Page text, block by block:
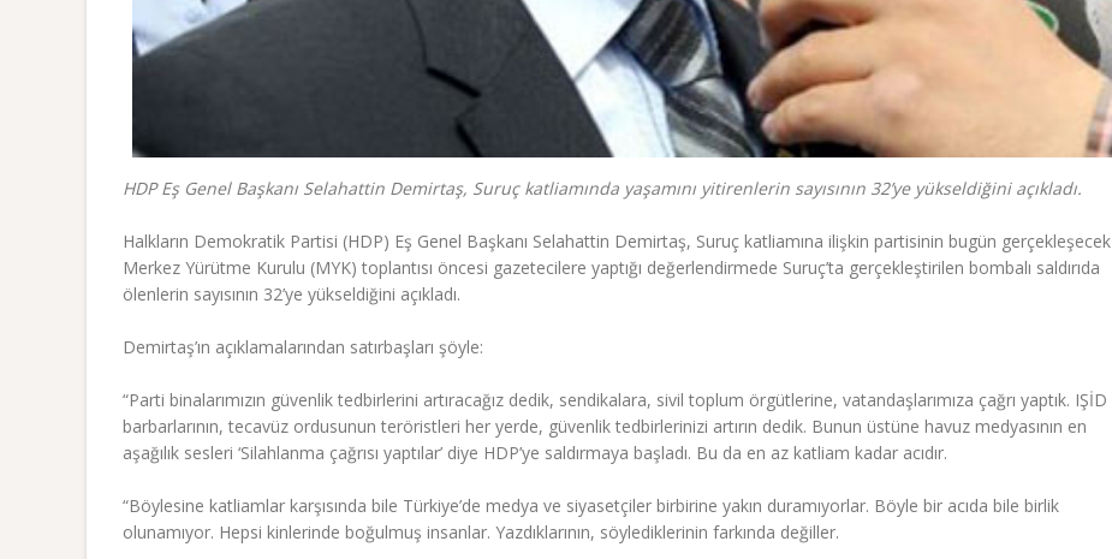
HDP Eş Genel Başkanı Selahattin Demirtaş, Suruç katliamında yaşamını yitirenlerin sayısının 32’ye yükseldiğini açıkladı.
Halkların Demokratik Partisi (HDP) Eş Genel Başkanı Selahattin Demirtaş, Suruç katliamına ilişkin partisinin bugün gerçekleşecek
Merkez Yürütme Kurulu (MYK) toplantısı öncesi gazetecilere yaptığı değerlendirmede Suruç’ta gerçekleştirilen bombalı saldırıda
ölenlerin sayısının 32’ye yükseldiğini açıkladı.
Demirtaş’ın açıklamalarından satırbaşları şöyle:
“Parti binalarımızın güvenlik tedbirlerini artıracağız dedik, sendikalara, sivil toplum örgütlerine, vatandaşlarımıza çağrı yaptık. IŞİD
barbarlarının, tecavüz ordusunun teröristleri her yerde, güvenlik tedbirlerinizi artırın dedik. Bunun üstüne havuz medyasının en
aşağılık sesleri ‘Silahlanma çağrısı yaptılar’ diye HDP’ye saldırmaya başladı. Bu da en az katliam kadar acıdır.
“Böylesine katliamlar karşısında bile Türkiye’de medya ve siyasetçiler birbirine yakın duramıyorlar. Böyle bir acıda bile birlik
olunamıyor. Hepsi kinlerinde boğulmuş insanlar. Yazdıklarının, söylediklerinin farkında değiller.